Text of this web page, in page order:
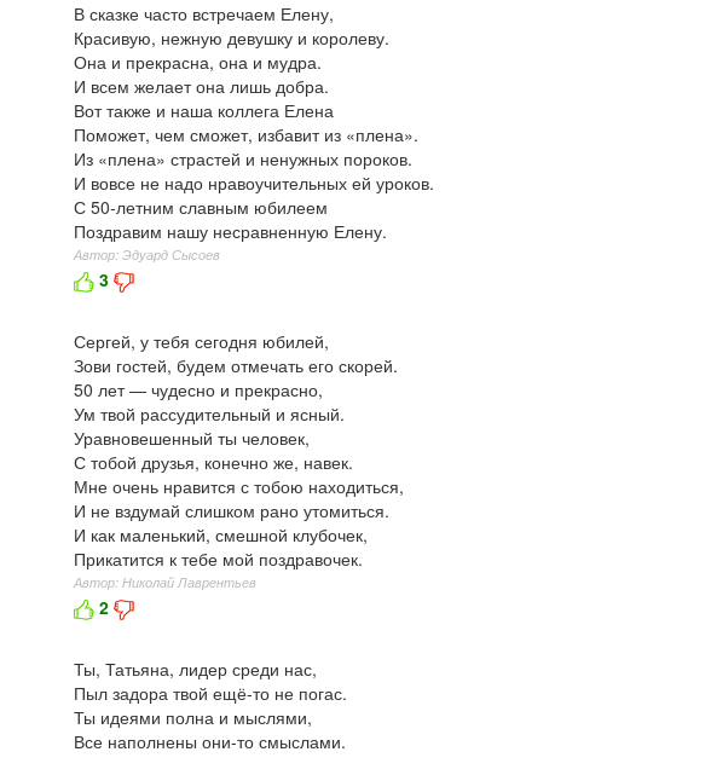
В сказке часто встречаем Елену,
Красивую, нежную девушку и королеву.
Она и прекрасна, она и мудра.
И всем желает она лишь добра.
Вот также и наша коллега Елена
Поможет, чем сможет, избавит из «плена».
Из «плена» страстей и ненужных пороков.
И вовсе не надо нравоучительных ей уроков.
С 50-летним славным юбилеем
Поздравим нашу несравненную Елену.
Автор: Эдуард Сысоев
3
Сергей, у тебя сегодня юбилей,
Зови гостей, будем отмечать его скорей.
50 лет — чудесно и прекрасно,
Ум твой рассудительный и ясный.
Уравновешенный ты человек,
С тобой друзья, конечно же, навек.
Мне очень нравится с тобою находиться,
И не вздумай слишком рано утомиться.
И как маленький, смешной клубочек,
Прикатится к тебе мой поздравочек.
Автор: Николай Лаврентьев
2
Ты, Татьяна, лидер среди нас,
Пыл задора твой ещё-то не погас.
Ты идеями полна и мыслями,
Все наполнены они-то смыслами.